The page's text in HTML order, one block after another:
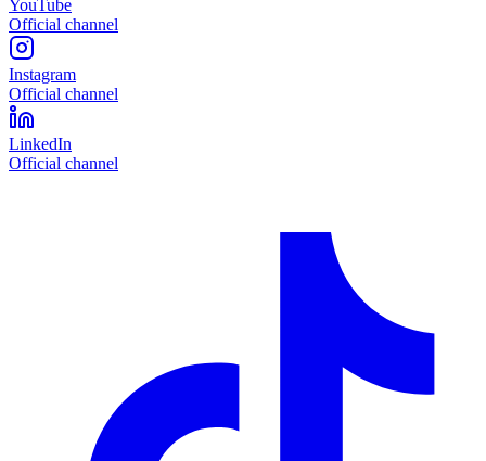
YouTube
Official channel
Instagram
Official channel
LinkedIn
Official channel